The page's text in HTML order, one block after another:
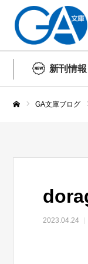
新刊情報
GA文庫ブログ
2023.04.24